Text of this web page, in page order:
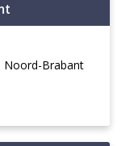
Noord-Brabant